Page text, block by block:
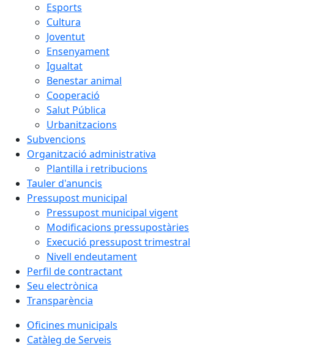
Esports
Cultura
Joventut
Ensenyament
Igualtat
Benestar animal
Cooperació
Salut Pública
Urbanitzacions
Subvencions
Organització administrativa
Plantilla i retribucions
Tauler d'anuncis
Pressupost municipal
Pressupost municipal vigent
Modificacions pressupostàries
Execució pressupost trimestral
Nivell endeutament
Perfil de contractant
Seu electrònica
Transparència
Oficines municipals
Catàleg de Serveis